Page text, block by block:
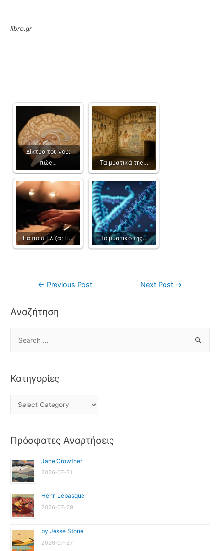
libre.gr
Δίκτυα του νου:
πώς…
Τα μυστικά της…
Για ποια Ελίζα; Η… Το μυστικό της…
← Previous Post Next Post →
Αναζήτηση
Κατηγορίες
Πρόσφατες Αναρτήσεις
Jane Crowther
2026-07-31
Henri Lebasque
2026-07-29
by Jesse Stone
2026-07-27